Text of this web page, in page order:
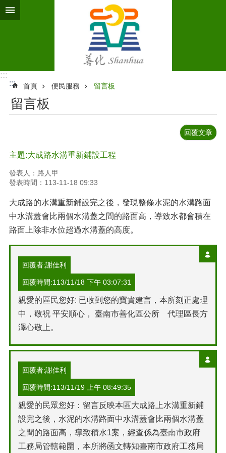
跳到主要內容區塊
:::
:::
首頁 便民服務 留言板
留言板
回覆文章
主題:大成路水溝重新鋪設工程
發表人：路人甲
發表時間：113-11-18 09:33
大成路的水溝重新鋪設完之後，發現整條水泥的水溝路面
中水溝蓋會比兩個水溝蓋之間的路面高，導致水都會積在
路面上除非水位超過水溝蓋的高度。
回覆者:謝佳利
回覆時間:113/11/18 下午 03:07:31
親愛的區民您好: 已收到您的寶貴建言，本所刻正處理
中，敬祝 平安順心， 臺南市善化區公所 代理區長方
澤心敬上。
回覆者:謝佳利
回覆時間:113/11/19 上午 08:49:35
親愛的民眾您好：留言反映本區大成路上水溝重新鋪
設完之後，水泥的水溝路面中水溝蓋會比兩個水溝蓋
之間的路面高，導致積水1案，經查係為臺南市政府
工務局管轄範圍，本所將函文轉知臺南市政府工務局